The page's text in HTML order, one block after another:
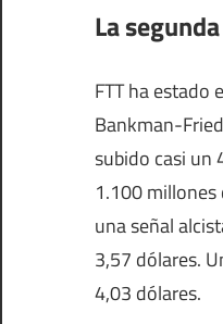
La
FTT ha estado
Bankman-
subido casi un
1.100 millones
una señal
3,57 dólares.
4,03 dólares.